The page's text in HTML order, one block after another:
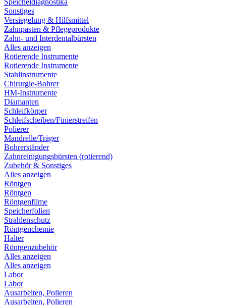
Speicheldiagnostika
Sonstiges
Versiegelung & Hilfsmittel
Zahnpasten & Pflegeprodukte
Zahn- und Interdentalbürsten
Alles anzeigen
Rotierende Instrumente
Rotierende Instrumente
Stahlinstrumente
Chirurgie-Bohrer
HM-Instrumente
Diamanten
Schleifkörper
Schleifscheiben/Finierstreifen
Polierer
Mandrelle/Träger
Bohrerständer
Zahnreinigungsbürsten (rotierend)
Zubehör & Sonstiges
Alles anzeigen
Röntgen
Röntgen
Röntgenfilme
Speicherfolien
Strahlenschutz
Röntgenchemie
Halter
Röntgenzubehör
Alles anzeigen
Alles anzeigen
Labor
Labor
Ausarbeiten, Polieren
Ausarbeiten, Polieren